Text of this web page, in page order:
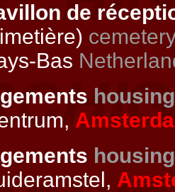
de
cemetery
Bas
housing
housing